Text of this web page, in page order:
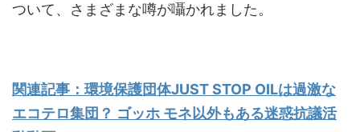
ついて、さまざまな噂が囁かれました。
関連記事：環境保護団体JUST STOP OILは過激な
エコテロ集団？ ゴッホ モネ以外もある迷惑抗議活